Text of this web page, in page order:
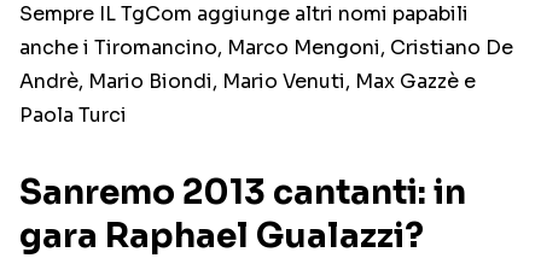
Sempre IL TgCom aggiunge altri nomi papabili
anche i Tiromancino, Marco Mengoni, Cristiano De
Andrè, Mario Biondi, Mario Venuti, Max Gazzè e
Paola Turci
Sanremo 2013 cantanti: in
gara Raphael Gualazzi?